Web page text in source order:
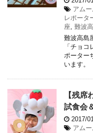
アム
レポータ
座, 難波
難波高島
「チョ
ポーター
います。
【残席
試食会
2017/
アム